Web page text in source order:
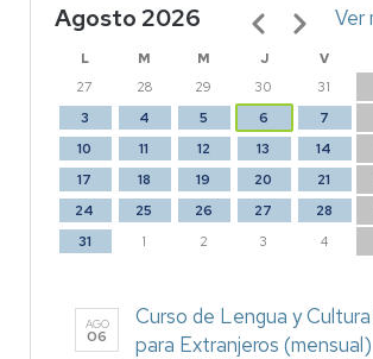
Agosto 2026
L M M J V
27
28 29 30 31
3
4 5 6 7
10
11 12 13 14
17
18 19 20 21
24
25 26 27 28
31
1 2 3 4
Paginación Ver
AGO
06
Curso de Lengua y
para Extranjeros (mensual)